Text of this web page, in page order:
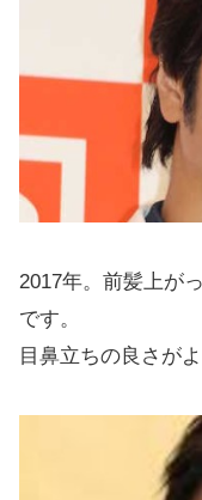
2017年。前髪上が
です。
目鼻立ちの良さが